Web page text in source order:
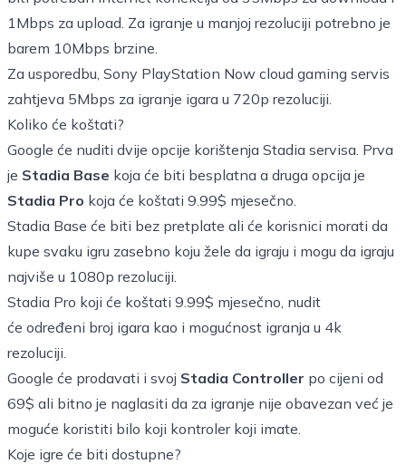
1Mbps za upload. Za igranje u manjoj rezoluciji potrebno je
barem 10Mbps brzine.
Za usporedbu, Sony PlayStation Now cloud gaming servis
zahtjeva 5Mbps za igranje igara u 720p rezoluciji.
Koliko će koštati?
Google će nuditi dvije opcije korištenja Stadia servisa. Prva
je Stadia Base koja će biti besplatna a druga opcija je
Stadia Pro koja će koštati 9.99$ mjesečno.
Stadia Base će biti bez pretplate ali će korisnici morati da
kupe svaku igru zasebno koju žele da igraju i mogu da igraju
najviše u 1080p rezoluciji.
Stadia Pro koji će koštati 9.99$ mjesečno, nudit
će određeni broj igara kao i mogućnost igranja u 4k
rezoluciji.
Google će prodavati i svoj Stadia Controller po cijeni od
69$ ali bitno je naglasiti da za igranje nije obavezan već je
moguće koristiti bilo koji kontroler koji imate.
Koje igre će biti dostupne?